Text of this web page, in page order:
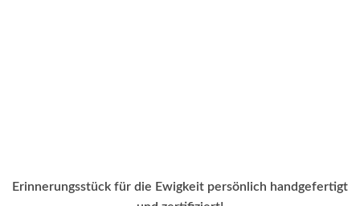
Erinnerungsstück für die Ewigkeit persönlich handgefertigt